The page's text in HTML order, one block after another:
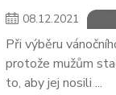
08.12.2021
Při výběru
protože mužům
to, aby jej nosili ...